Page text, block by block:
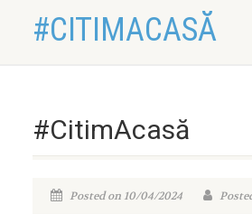
#CITIMACASĂ
#CitimAcasă
Posted on 10/04/2024